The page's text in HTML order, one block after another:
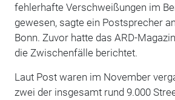
fehlerhafte Verschweißungen im
gewesen, sagte ein Postsprecher
Bonn. Zuvor hatte das ARD-
die Zwischenfälle berichtet.
Laut Post waren im November
zwei der insgesamt rund 9.000